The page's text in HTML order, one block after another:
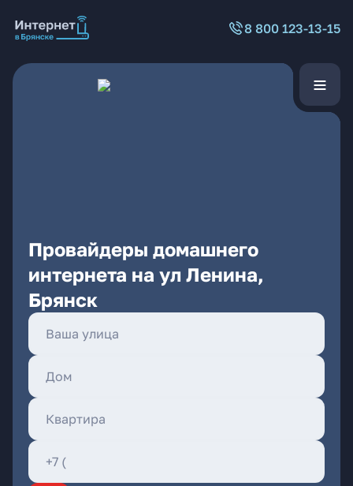
8 800 123-13-15
Провайдеры домашнего
интернета на ул Ленина,
Брянск